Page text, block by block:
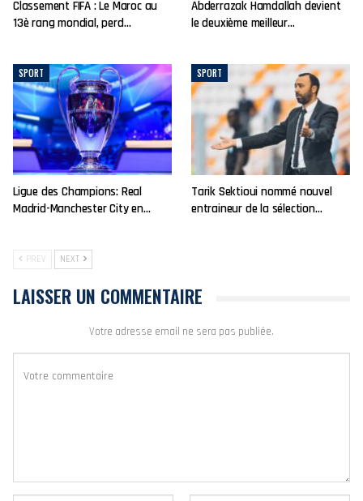
Classement FIFA : Le Maroc au
13è rang mondial, perd…
Abderrazak Hamdallah devient
le deuxième meilleur…
SPORT
Ligue des Champions: Real
Madrid-Manchester City en…
SPORT
Tarik Sektioui nommé nouvel
entraineur de la sélection…
PREV NEXT
LAISSER UN COMMENTAIRE
Votre adresse email ne sera pas publiée.